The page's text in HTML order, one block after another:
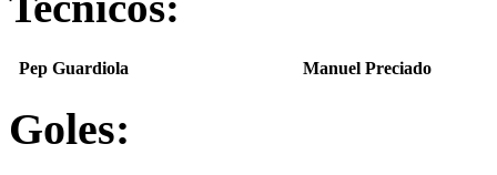
Pep Guardiola Manuel Preciado
Goles: